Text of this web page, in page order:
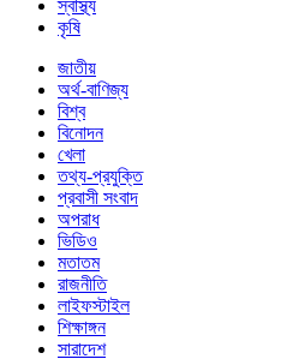
স্বাস্থ্য
কৃষি
জাতীয়
অর্থ-বাণিজ্য
বিশ্ব
বিনোদন
খেলা
তথ্য-প্রযুক্তি
প্রবাসী সংবাদ
অপরাধ
ভিডিও
মতাতম
রাজনীতি
লাইফস্টাইল
শিক্ষাঙ্গন
সারাদেশ